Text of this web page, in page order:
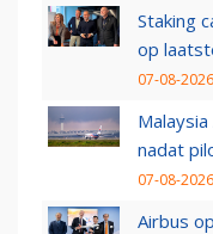
Staking
op
07-08-
nadat
07-08-
Airbus